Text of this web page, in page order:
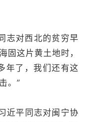
对西北的贫穷早
固这片黄土地时，
年了，我们还有这
。”
平同志对闽宁协